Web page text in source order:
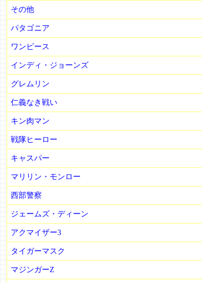
その他
パタゴニア
ワンピース
インディ・ジョーンズ
グレムリン
仁義なき戦い
キン肉マン
戦隊ヒーロー
キャスパー
マリリン・モンロー
西部警察
ジェームズ・ディーン
アクマイザー3
タイガーマスク
マジンガーZ